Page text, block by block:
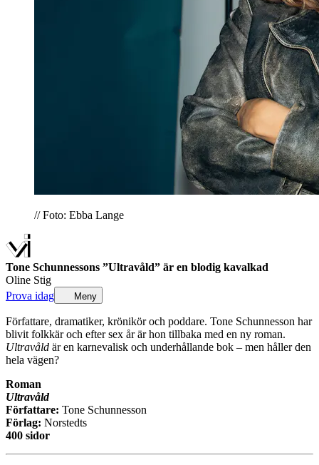
// Foto: Ebba Lange
Tone Schunnessons ”Ultravåld” är en blodig kavalkad
Oline Stig
Prova idag
Meny
Författare, dramatiker, krönikör och poddare. Tone Schunnesson har
blivit folkkär och efter sex år är hon tillbaka med en ny roman.
Ultravåld är en karnevalisk och underhållande bok – men håller den
hela vägen?
Roman
Ultravåld
Författare: Tone Schunnesson
Förlag: Norstedts
400 sidor